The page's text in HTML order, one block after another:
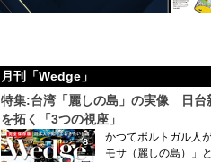
月刊「Wedge」
特集:台湾「麗しの島」の実像 日台
を拓く「3つの視座」
かつてポルトガル人
モサ（麗しの島）」